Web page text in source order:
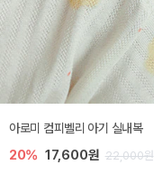
아로미 컴피벨리 아기 실내복
20% 17,600원 22,000원